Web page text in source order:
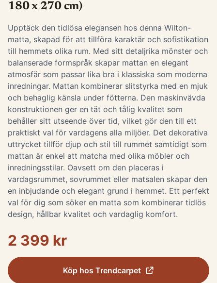
180 x 270 cm)
Upptäck den tidlösa elegansen hos denna Wilton-
matta, skapad för att tillföra karaktär och sofistikation
till hemmets olika rum. Med sitt detaljrika mönster och
balanserade formspråk skapar mattan en elegant
atmosfär som passar lika bra i klassiska som moderna
inredningar. Mattan kombinerar slitstyrka med en mjuk
och behaglig känsla under fötterna. Den maskinvävda
konstruktionen ger en tät och tålig kvalitet som
behåller sitt utseende över tid, vilket gör den till ett
praktiskt val för vardagens alla miljöer. Det dekorativa
uttrycket tillför djup och stil till rummet samtidigt som
mattan är enkel att matcha med olika möbler och
inredningsstilar. Oavsett om den placeras i
vardagsrummet, sovrummet eller matsalen skapar den
en inbjudande och elegant grund i hemmet. Ett perfekt
val för dig som söker en matta som kombinerar tidlös
design, hållbar kvalitet och vardaglig komfort.
2 399 kr
Köp hos Trendcarpet